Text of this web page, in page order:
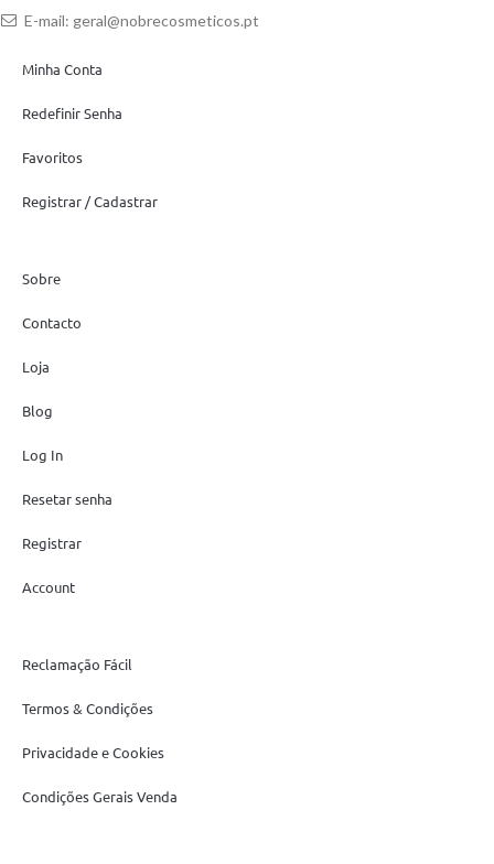
E-mail: geral@nobrecosmeticos.pt
Minha Conta
Redefinir Senha
Favoritos
Registrar / Cadastrar
Sobre
Contacto
Loja
Blog
Log In
Resetar senha
Registrar
Account
Reclamação Fácil
Termos & Condições
Privacidade e Cookies
Condições Gerais Venda